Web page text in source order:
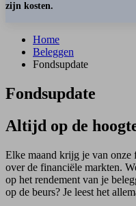
zijn kosten.
Home
Beleggen
Fondsupdate
Fondsupdate
Altijd op de
Elke maand krijg je van onze
over de financiële markten.
op het rendement van je
op de beurs? Je leest het